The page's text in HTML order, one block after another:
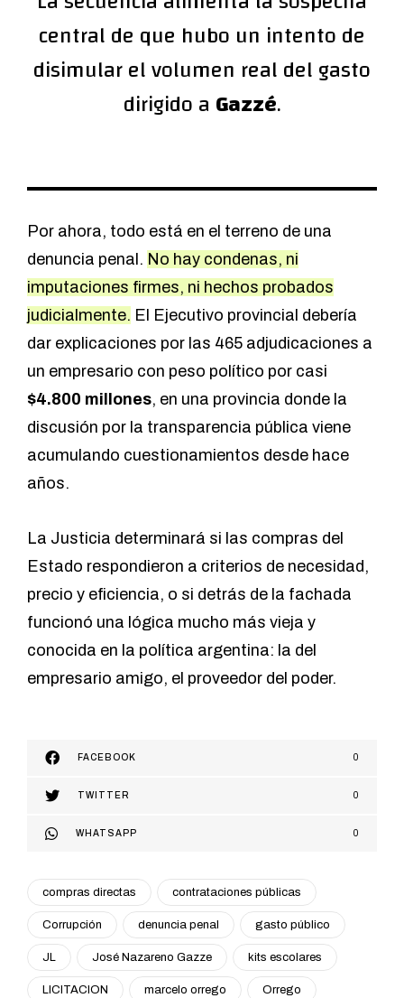
central de que hubo un intento de
disimular el volumen real del gasto
dirigido a Gazzé.
Por ahora, todo está en el terreno de una
denuncia penal. No hay condenas, ni
imputaciones firmes, ni hechos probados
judicialmente. El Ejecutivo provincial debería
dar explicaciones por las 465 adjudicaciones a
un empresario con peso político por casi
$4.800 millones, en una provincia donde la
discusión por la transparencia pública viene
acumulando cuestionamientos desde hace
años.
La Justicia determinará si las compras del
Estado respondieron a criterios de necesidad,
precio y eficiencia, o si detrás de la fachada
funcionó una lógica mucho más vieja y
conocida en la política argentina: la del
empresario amigo, el proveedor del poder.
FACEBOOK 0
TWITTER 0
WHATSAPP 0
compras directas contrataciones públicas
Corrupción denuncia penal gasto público
JL José Nazareno Gazze kits escolares
LICITACION marcelo orrego Orrego